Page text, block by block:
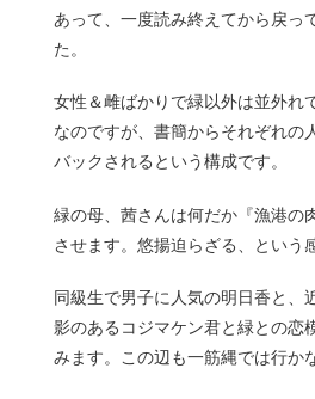
あって、一度読み終えてから戻っ
た。
女性＆雌ばかりで緑以外は並外れ
なのですが、書簡からそれぞれの
バックされるという構成です。
緑の母、茜さんは何だか『漁港の
させます。悠揚迫らざる、という
同級生で男子に人気の明日香と、
影のあるコジマケン君と緑との恋
みます。この辺も一筋縄では行か